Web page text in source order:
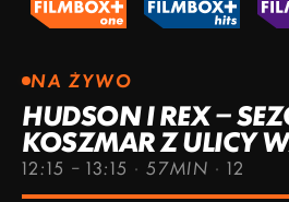
NA ŻYWO
HUDSON I REX –
KOSZMAR Z ULICY
12:15 – 13:15 · 57MIN ·12